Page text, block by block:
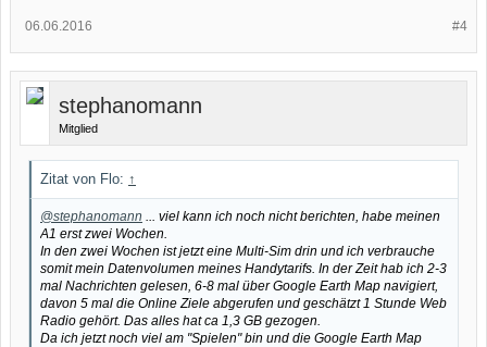
#4
06.06.2016
stephanomann
Mitglied
Zitat von Flo: ↑
@stephanomann ... viel kann ich noch nicht berichten, habe meinen
A1 erst zwei Wochen.
In den zwei Wochen ist jetzt eine Multi-Sim drin und ich verbrauche
somit mein Datenvolumen meines Handytarifs. In der Zeit hab ich 2-3
mal Nachrichten gelesen, 6-8 mal über Google Earth Map navigiert,
davon 5 mal die Online Ziele abgerufen und geschätzt 1 Stunde Web
Radio gehört. Das alles hat ca 1,3 GB gezogen.
Da ich jetzt noch viel am "Spielen" bin und die Google Earth Map